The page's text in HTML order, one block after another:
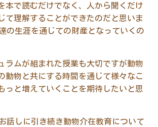
本で読むだけでなく、人から聞くだけ
て理解することができたのだと思いま
の生涯を通じての財産となっていくの
ラムが組まれた授業も大切ですが動物
動物と共にする時間を通じて様々なこ
っと増えていくことを期待したいと思
話しに引き続き動物介在教育について